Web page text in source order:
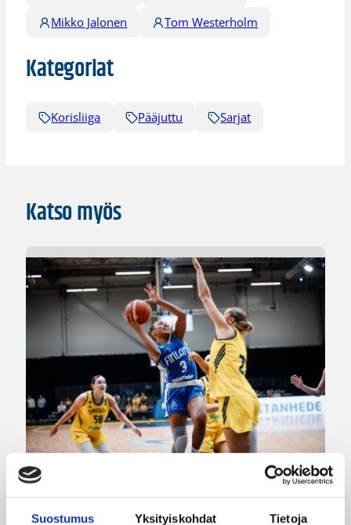
Suostumus Yksityiskohdat Tietoja
Mikko Jalonen
Tom Westerholm
Kategoriat
Korisliiga Pääjuttu Sarjat
Katso myös